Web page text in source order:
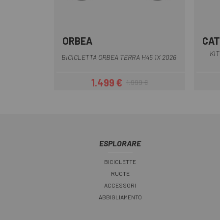
ORBEA
BICICLETTA ORBEA TERRA H45 1X 2026
Prezzo
1.499 €Prezzo base
1.999 €
ESPLORARE
BICICLETTE
RUOTE
ACCESSORI
ABBIGLIAMENTO